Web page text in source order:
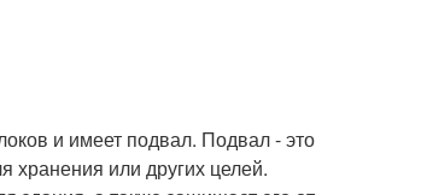
и имеет подвал. Подвал - это
хранения или других целей.